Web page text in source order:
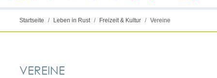
Startseite Leben in Rust Freizeit & Kultur Vereine
VEREINE